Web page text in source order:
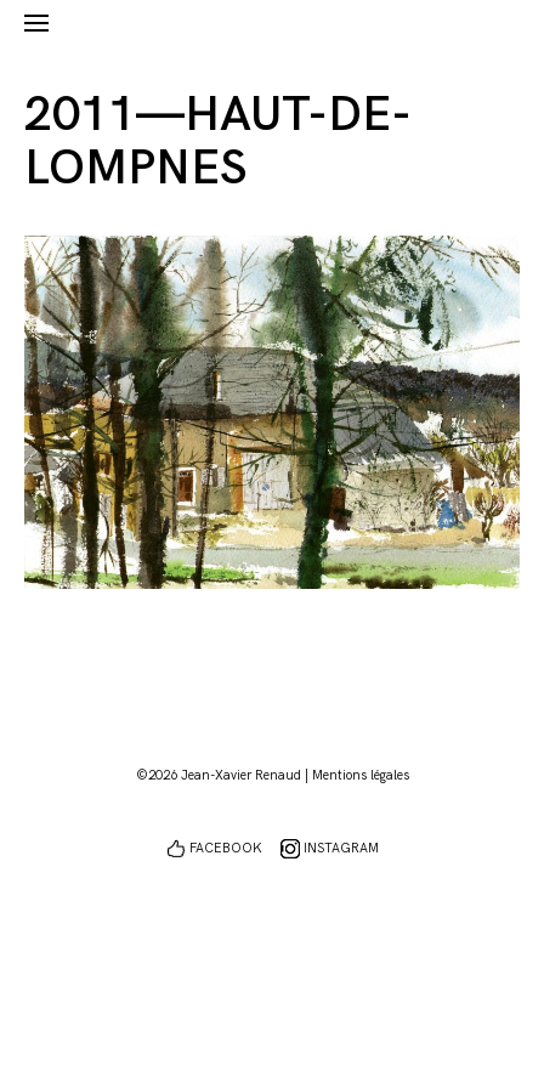
2011—HAUT-DE-
LOMPNES
©2026 Jean-Xavier Renaud | Mentions légales
FACEBOOK INSTAGRAM